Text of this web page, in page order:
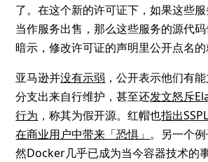
了。在这个新的许可证下，如果这些
当作服务出售，那么这些服务的源代
暗示，修改许可证的声明里公开点名的
亚马逊并没有示弱 ，公开表示他们有
分支出来自行维护，甚至还发文怒斥
行为 ，称其为假开源。红帽也指出
在商业用户中带来「恐惧」 。另一个
然Docker几乎已成为当今容器技术的